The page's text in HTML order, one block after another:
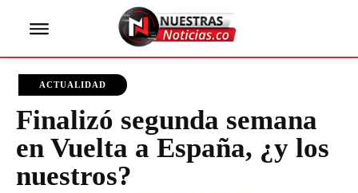
ACTUALIDAD
Finalizó segunda semana
en Vuelta a España, ¿y los
nuestros?